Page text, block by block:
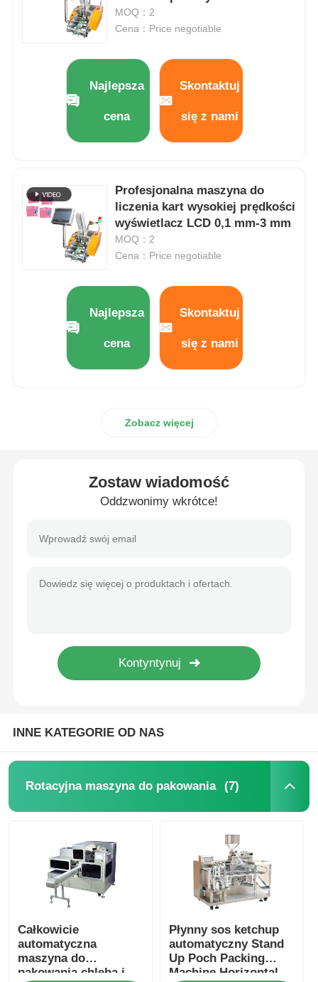
Maszyna do pakowania worków sieciowych
maszyna do pakowania worków siatkowych
Pionowa maszyna pakująca
Wizualna maszyna pakująca licząca
Maszyna do pakowania wielokrętowych wag
Specjalistyczna linia produkcyjna
MOQ：2
Cena：Price negotiable
Najlepsza
cena
Skontaktuj
się z nami
Profesjonalna maszyna do
liczenia kart wysokiej prędkości
wyświetlacz LCD 0,1 mm-3 mm
MOQ：2
Cena：Price negotiable
Najlepsza
cena
Skontaktuj
się z nami
Zobacz więcej
Zostaw wiadomość
Oddzwonimy wkrótce!
INNE KATEGORIE OD NAS
Rotacyjna maszyna do pakowania (7)
Całkowicie
automatyczna
maszyna do
pakowania chleba i
Płynny sos ketchup
automatyczny Stand
Up Poch Packing
Machine Horizontal